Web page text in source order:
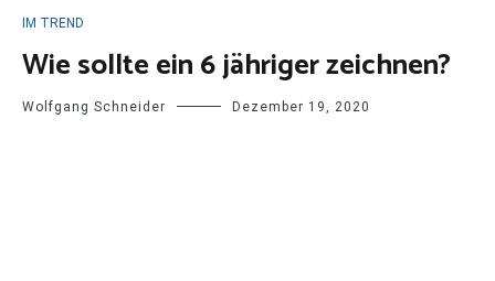
IM TREND
Wie sollte ein 6 jähriger zeichnen?
Wolfgang Schneider Dezember 19, 2020